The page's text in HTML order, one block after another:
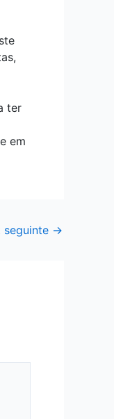
ter
em
seguinte →